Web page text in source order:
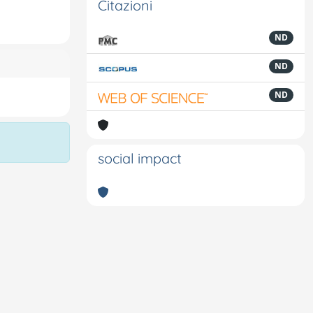
Citazioni
ND
ND
ND
social impact